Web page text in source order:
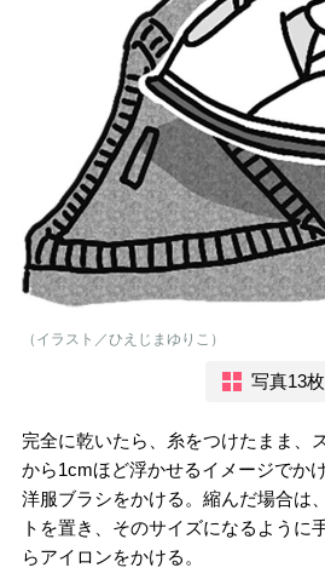
（イラスト／ひえじまゆりこ）
写真13枚
完全に乾いたら、糸をつけたまま、
から1cmほど浮かせるイメージでか
洋服ブラシをかける。縮んだ場合は
トを置き、そのサイズになるように
らアイロンをかける。